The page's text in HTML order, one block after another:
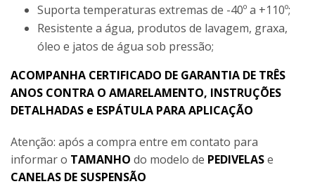
Suporta temperaturas extremas de -40º a +110º;
Resistente a água, produtos de lavagem, graxa,
óleo e jatos de água sob pressão;
ACOMPANHA CERTIFICADO DE GARANTIA DE TRÊS
ANOS CONTRA O AMARELAMENTO, INSTRUÇÕES
DETALHADAS e ESPÁTULA PARA APLICAÇÃO
Atenção: após a compra entre em contato para
informar o TAMANHO do modelo de PEDIVELASe
CANELAS DE SUSPENSÃO